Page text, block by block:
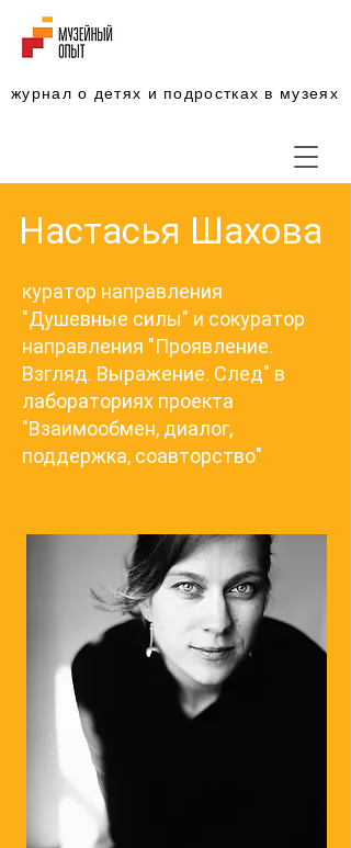
журнал о детях и подростках в музеях
Настасья Шахова
куратор направления
"Душевные силы" и сокуратор
направления "Проявление.
Взгляд. Выражение. След" в
лабораториях проекта
"Взаимообмен, диалог,
поддержка, соавторство"